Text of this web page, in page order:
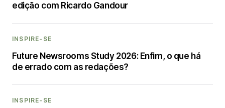
edição com Ricardo Gandour
INSPIRE-SE
Future Newsrooms Study 2026: Enfim, o que há
de errado com as redações?
INSPIRE-SE